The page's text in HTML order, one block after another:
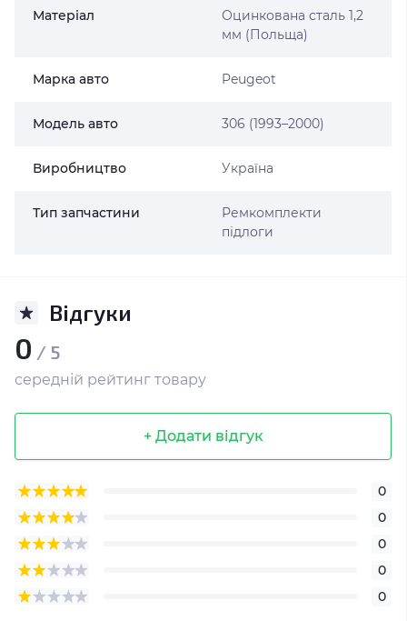
Матеріал
Оцинкована сталь 1,2
мм (Польща)
Марка авто Peugeot
Модель авто 306 (1993–2000)
Виробництво Україна
Тип запчастини
Ремкомплекти
підлоги
Відгуки
0 / 5
середній рейтинг товару
+ Додати відгук
0
0
0
0
0